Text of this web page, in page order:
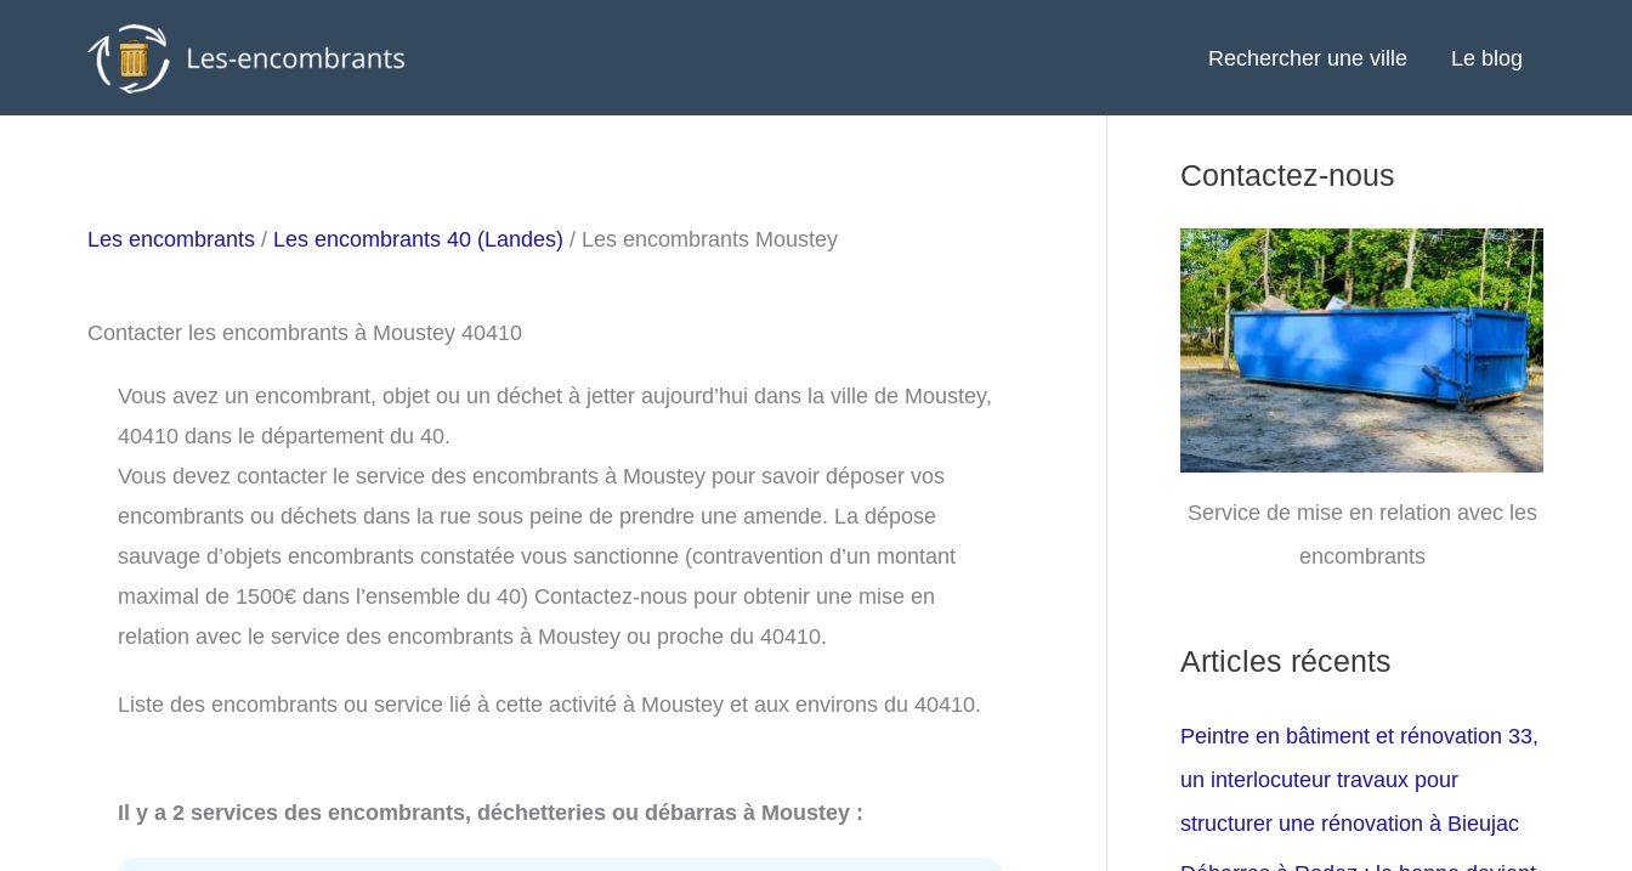
Rechercher une ville Le blog
Les encombrants / Les encombrants 40 (Landes) / Les encombrants Moustey
Contacter les encombrants à Moustey 40410
Vous avez un encombrant, objet ou un déchet à jetter aujourd’hui dans la ville de Moustey,
40410 dans le département du 40.
Vous devez contacter le service des encombrants à Moustey pour savoir déposer vos
encombrants ou déchets dans la rue sous peine de prendre une amende. La dépose
sauvage d’objets encombrants constatée vous sanctionne (contravention d’un montant
maximal de 1500€ dans l’ensemble du 40) Contactez-nous pour obtenir une mise en
relation avec le service des encombrants à Moustey ou proche du 40410.
Liste des encombrants ou service lié à cette activité à Moustey et aux environs du 40410.
Il y a 2 services des encombrants, déchetteries ou débarras à Moustey :
Contactez-nous
Service de mise en relation avec les
encombrants
Articles récents
Peintre en bâtiment et rénovation 33,
un interlocuteur travaux pour
structurer une rénovation à Bieujac